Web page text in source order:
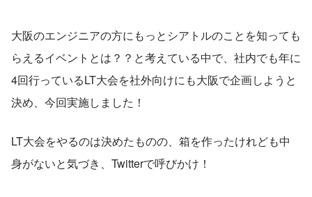
大阪のエンジニアの方にもっとシアトルのことを知っても
らえるイベントとは？？と考えている中で、社内でも年に
4回行っているLT大会を社外向けにも大阪で企画しようと
決め、今回実施しました！
LT大会をやるのは決めたものの、箱を作ったけれども中
身がないと気づき、Twitterで呼びかけ！